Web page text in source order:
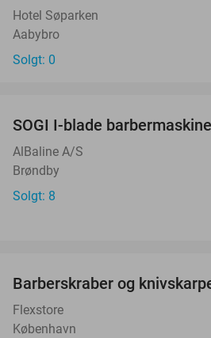
Hotel Søparken
Aabybro
Solgt: 0
SOGI I-blade barbermaskine
AlBaline A/S
Brøndby
Solgt: 8
Barberskraber og
Flexstore
København